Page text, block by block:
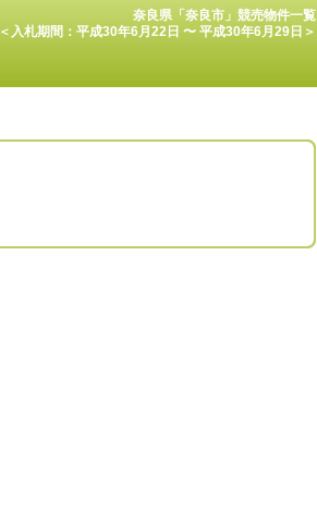
奈良県「奈良市」競売物件一覧
＜入札期間：平成30年6月22日 〜 平成30年6月29日＞